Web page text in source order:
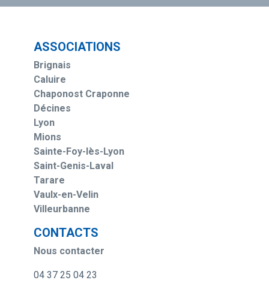
ASSOCIATIONS
Brignais
Caluire
Chaponost Craponne
Décines
Lyon
Mions
Sainte-Foy-lès-Lyon
Saint-Genis-Laval
Tarare
Vaulx-en-Velin
Villeurbanne
CONTACTS
Nous contacter
04 37 25 04 23